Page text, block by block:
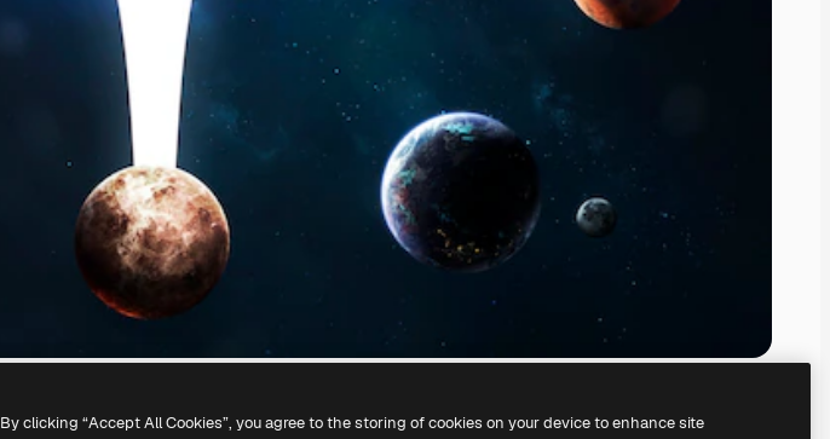
By clicking “Accept All Cookies”, you agree to the storing of cookies on your device to enhance site